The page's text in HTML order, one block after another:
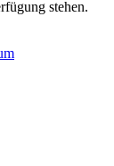
stehen.